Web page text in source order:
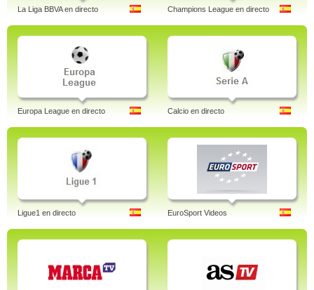
La Liga BBVA en directo Champions League en directo
Europa League en directo Calcio en directo
Ligue1 en directo EuroSport Videos